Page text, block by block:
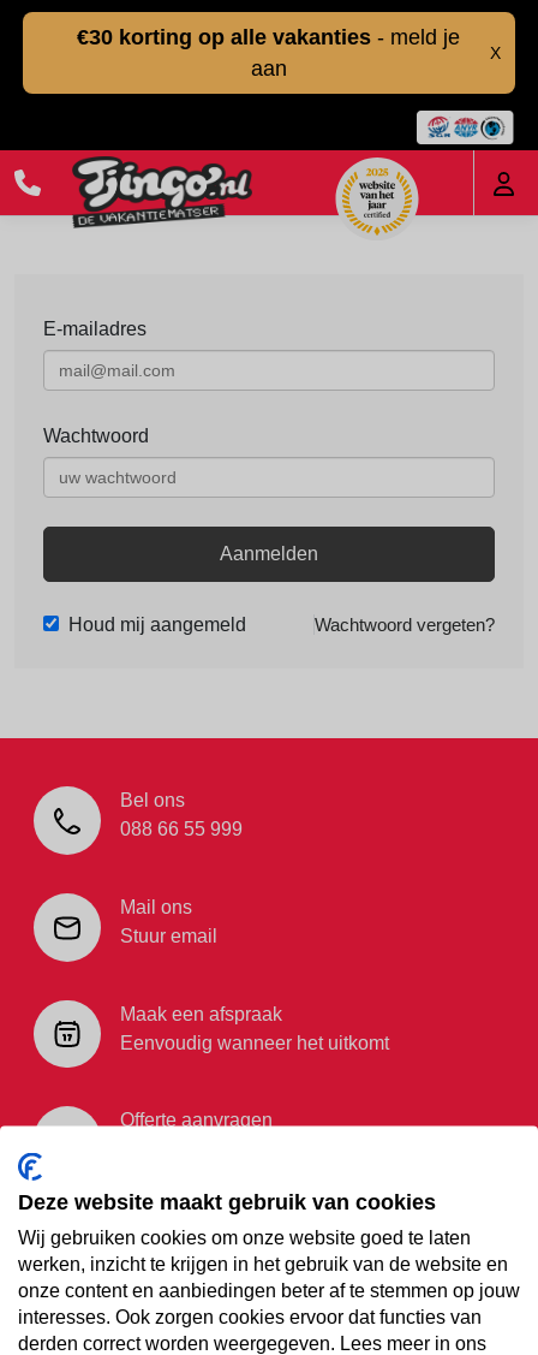
€30 korting op alle vakanties - meld je
aan
X
E-mailadres
Wachtwoord
Aanmelden
Houd mij aangemeld Wachtwoord vergeten?
Bel ons
088 66 55 999
Mail ons
Stuur email
Maak een afspraak
Eenvoudig wanneer het uitkomt
Offerte aanvragen
€35,- korting op je
volgende vakantie
Deze website maakt gebruik van cookies
Wij gebruiken cookies om onze website goed te laten
werken, inzicht te krijgen in het gebruik van de website en
onze content en aanbiedingen beter af te stemmen op jouw
interesses. Ook zorgen cookies ervoor dat functies van
derden correct worden weergegeven. Lees meer in ons